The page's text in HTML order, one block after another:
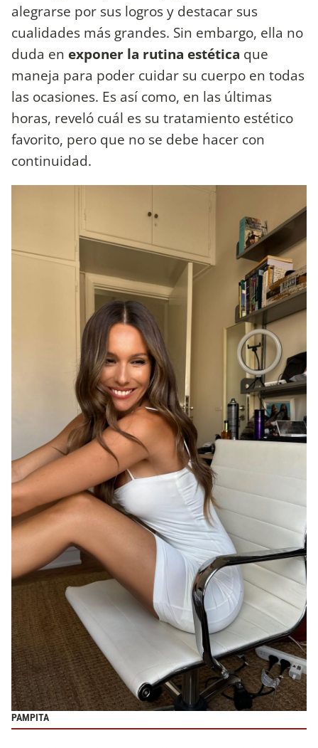
alegrarse por sus logros y destacar sus
cualidades más grandes. Sin embargo, ella no
duda en exponer la rutina estética que
maneja para poder cuidar su cuerpo en todas
las ocasiones. Es así como, en las últimas
horas, reveló cuál es su tratamiento estético
favorito, pero que no se debe hacer con
continuidad.
PAMPITA